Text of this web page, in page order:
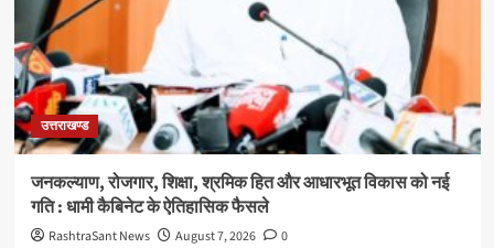
उत्तराखण्ड
जनकल्याण, रोजगार, शिक्षा, श्रमिक हित और आधारभूत विकास को नई
गति : धामी कैबिनेट के ऐतिहासिक फैसले
RashtraSant News August 7, 2026 0